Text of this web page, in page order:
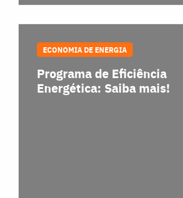
ECONOMIA DE ENERGIA
Programa de Eficiência
Energética: Saiba mais!